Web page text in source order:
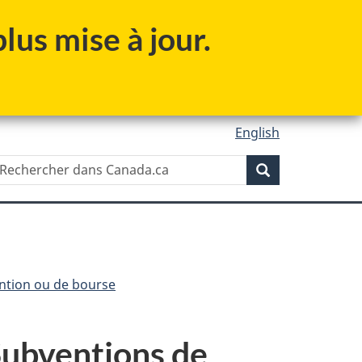
mise à jour.
English
Recherche Recherche
ou de bourse
de